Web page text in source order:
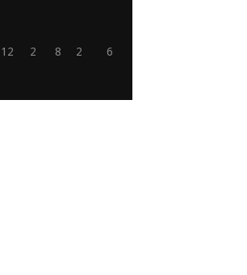
12 2 8 2 6